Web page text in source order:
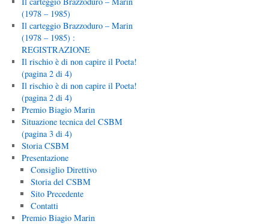
(1978 – 1985)
Il carteggio Brazzoduro – Marin
(1978 – 1985) :
REGISTRAZIONE
Il rischio è di non capire il Poeta!
(pagina 2 di 4)
Il rischio è di non capire il Poeta!
(pagina 2 di 4)
Premio Biagio Marin
Situazione tecnica del CSBM
(pagina 3 di 4)
Storia CSBM
Presentazione
Consiglio Direttivo
Storia del CSBM
Sito Precedente
Contatti
Premio Biagio Marin